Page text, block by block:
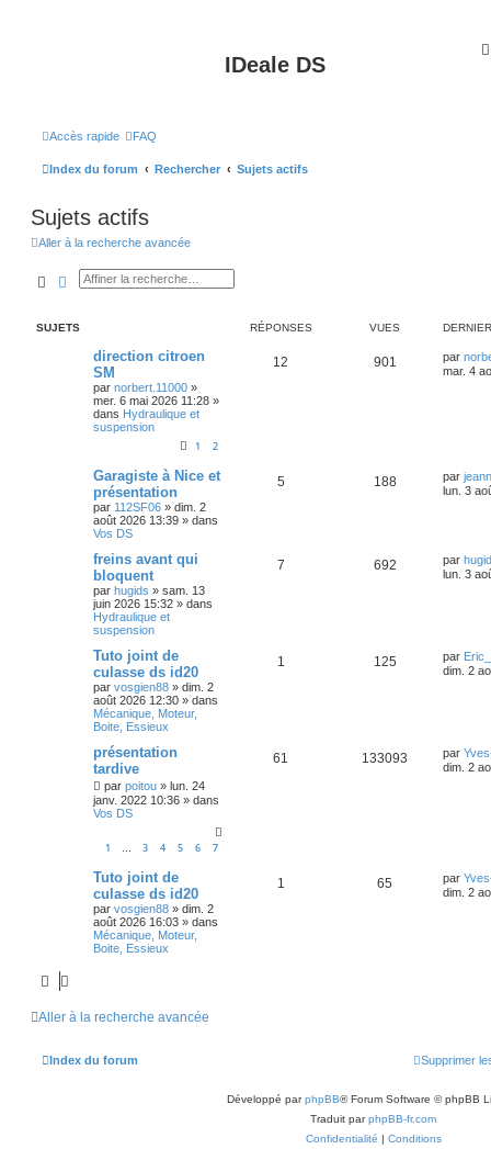
IDeale DS
Accès rapide FAQ
Index du forum Rechercher Sujets actifs
Sujets actifs
Aller à la recherche avancée
Rechercher
Recherche avancée
SUJETS RÉPONSES VUES
direction citroen
SM
par norbert.11000 »
mer. 6 mai 2026 11:28 »
dans Hydraulique et
suspension
1 2
12 901 par
mar. 4
Garagiste à Nice et
présentation
par 112SF06 » dim. 2
août 2026 13:39 » dans
Vos DS
5 188 par
lun. 3
freins avant qui
bloquent
par hugids » sam. 13
juin 2026 15:32 » dans
Hydraulique et
suspension
7 692 par
lun. 3
Tuto joint de
culasse ds id20
par vosgien88 » dim. 2
août 2026 12:30 » dans
Mécanique, Moteur,
Boite, Essieux
1 125 par
dim. 2
présentation
tardive
par poitou » lun. 24
janv. 2022 10:36 » dans
Vos DS
1 … 3 4 5 6 7
61 133093 par
dim. 2
Tuto joint de
culasse ds id20
par vosgien88 » dim. 2
août 2026 16:03 » dans
Mécanique, Moteur,
Boite, Essieux
1 65 par
dim. 2
Aller à la recherche avancée
Index du forum Supprimer
Développé parphpBB® Forum Software © phpBB
Traduit parphpBB-fr.com
Confidentialité | Conditions